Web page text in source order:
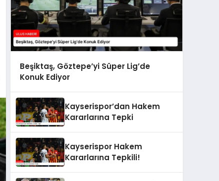
Beşiktaş, Göztepe’yi Süper Lig’de
Konuk Ediyor
Kayserispor’dan Hakem
Kararlarına Tepki
Kayserispor Hakem
Kararlarına Tepkili!